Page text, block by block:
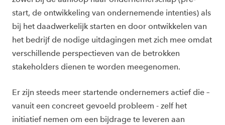
start, de ontwikkeling van ondernemende intenties) als
bij het daadwerkelijk starten en door ontwikkelen van
het bedrijf de nodige uitdagingen met zich mee omdat
verschillende perspectieven van de betrokken
stakeholders dienen te worden meegenomen.
Er zijn steeds meer startende ondernemers actief die –
vanuit een concreet gevoeld probleem - zelf het
initiatief nemen om een bijdrage te leveren aan